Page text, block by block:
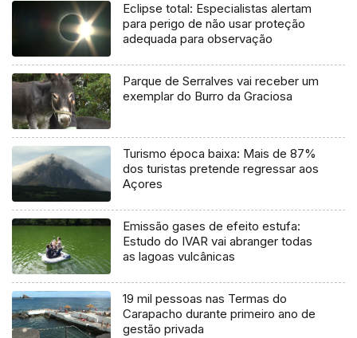
Eclipse total: Especialistas alertam
para perigo de não usar proteção
adequada para observação
Parque de Serralves vai receber um
exemplar do Burro da Graciosa
Turismo época baixa: Mais de 87%
dos turistas pretende regressar aos
Açores
Emissão gases de efeito estufa:
Estudo do IVAR vai abranger todas
as lagoas vulcânicas
19 mil pessoas nas Termas do
Carapacho durante primeiro ano de
gestão privada